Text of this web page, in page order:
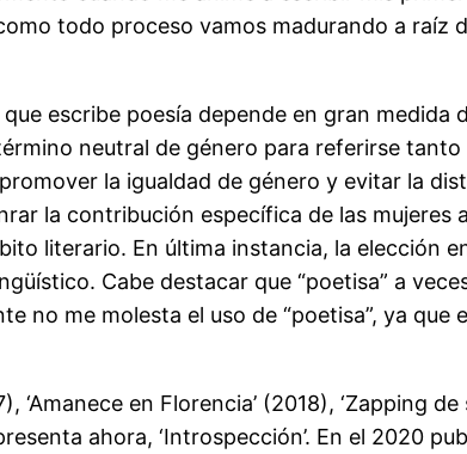
todo proceso vamos madurando a raíz
escribe poesía depende en gran medida
neutral de género para referirse tanto
la igualdad de género y evitar la
la contribución específica de las mujeres
literario. En última instancia, la elección
Cabe destacar que “poetisa” a
no me molesta el uso de “poetisa”, ya que
en Florencia’ (2018), ‘Zapping de
ahora, ‘Introspección’. En el 2020